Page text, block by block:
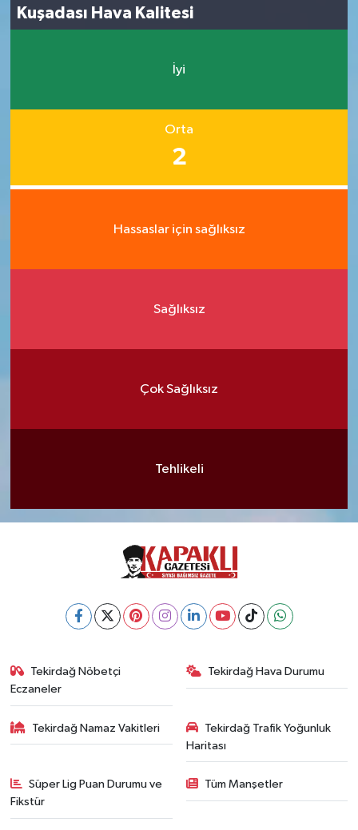
Kuşadası Hava Kalitesi
İyi
Orta
2
Hassaslar için sağlıksız
Sağlıksız
Çok Sağlıksız
Tehlikeli
Tekirdağ Nöbetçi
Eczaneler
Tekirdağ Hava Durumu
Tekirdağ Namaz Vakitleri
Tekirdağ Trafik Yoğunluk
Haritası
Süper Lig Puan Durumu ve
Fikstür
Tüm Manşetler